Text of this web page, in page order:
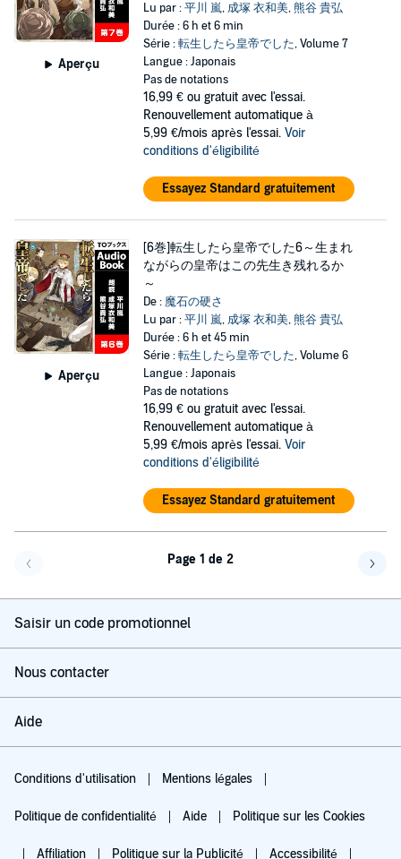
Aperçu
Lu par :平川 嵐, 成塚 衣和美,熊谷 貴弘
Durée : 6 h et 6 min
Série :転生したら皇帝でした, Volume 7
Langue : Japonais
Pas de notations
16,99 € ou gratuit avec l'essai.
Renouvellement automatique à
5,99 €/mois après l'essai. Voir
conditions d'éligibilité
Essayez Standard gratuitement
Aperçu
[6巻]転生したら皇帝でした6～生まれ
ながらの皇帝はこの先生き残れるか
～
De : 魔石の硬さ
Lu par :平川 嵐, 成塚 衣和美,熊谷 貴弘
Durée : 6 h et 45 min
Série :転生したら皇帝でした, Volume 6
Langue : Japonais
Pas de notations
16,99 € ou gratuit avec l'essai.
Renouvellement automatique à
5,99 €/mois après l'essai. Voir
conditions d'éligibilité
Essayez Standard gratuitement
Page 1 de 2
Saisir un code promotionnel
Nous contacter
Aide
Conditions d'utilisation Mentions légales
Politique de confidentialité Aide Politique sur les Cookies
Affiliation Politique sur la Publicité Accessibilité